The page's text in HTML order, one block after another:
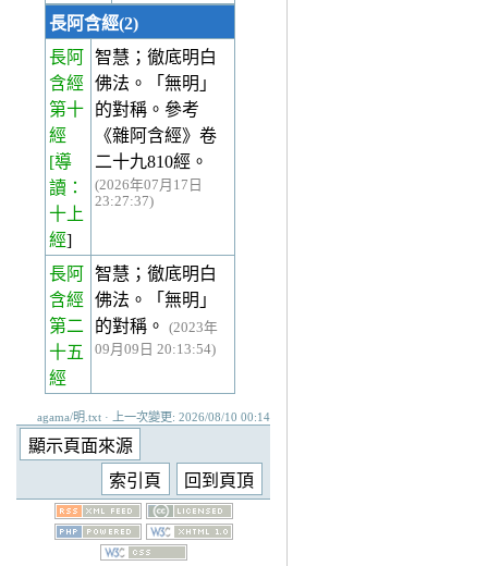
長阿含經(2)
長阿
含經
第十
經
[導
讀：
十上
經]
智慧；徹底明白
佛法。「無明」
的對稱。參考
《雜阿含經》卷
二十九810經。
(2026年07月17日
23:27:37)
長阿
含經
第二
十五
經
智慧；徹底明白
佛法。「無明」
的對稱。
(2023年
09月09日 20:13:54)
agama/明.txt · 上一次變更: 2026/08/10 00:14